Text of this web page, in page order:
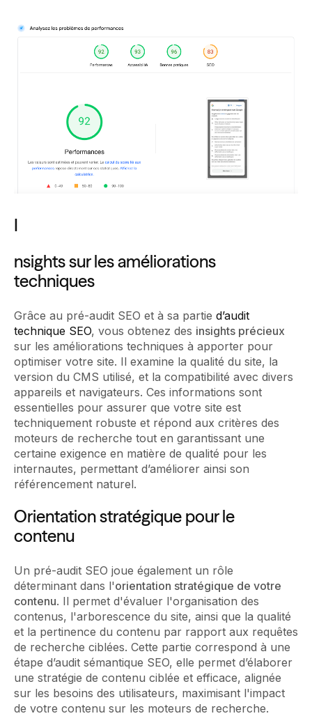
I
nsights sur les améliorations
techniques
Grâce au pré-audit SEO et à sa partie d’audit
technique SEO, vous obtenez des insights précieux
sur les améliorations techniques à apporter pour
optimiser votre site. Il examine la qualité du site, la
version du CMS utilisé, et la compatibilité avec divers
appareils et navigateurs. Ces informations sont
essentielles pour assurer que votre site est
techniquement robuste et répond aux critères des
moteurs de recherche tout en garantissant une
certaine exigence en matière de qualité pour les
internautes, permettant d’améliorer ainsi son
référencement naturel.
Orientation stratégique pour le
contenu
Un pré-audit SEO joue également un rôle
déterminant dans l'orientation stratégique de votre
contenu. Il permet d'évaluer l'organisation des
contenus, l'arborescence du site, ainsi que la qualité
et la pertinence du contenu par rapport aux requêtes
de recherche ciblées. Cette partie correspond à une
étape d’audit sémantique SEO, elle permet d’élaborer
une stratégie de contenu ciblée et efficace, alignée
sur les besoins des utilisateurs, maximisant l'impact
de votre contenu sur les moteurs de recherche.